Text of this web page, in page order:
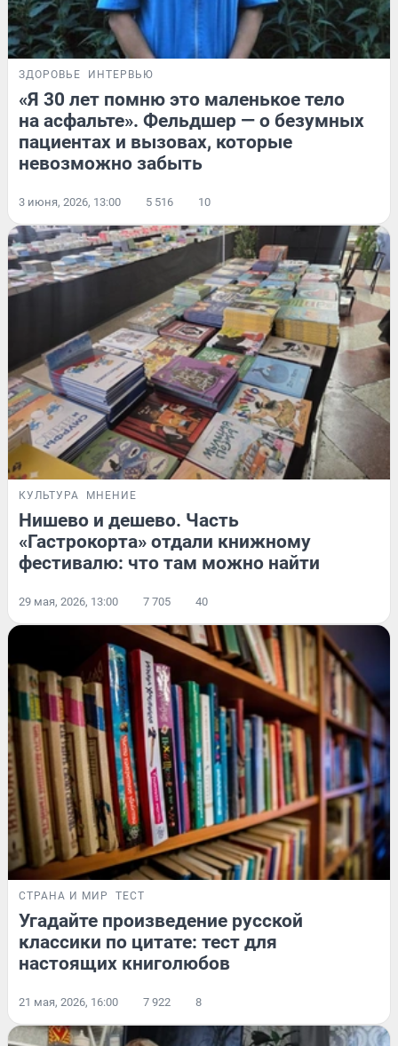
ЗДОРОВЬЕ ИНТЕРВЬЮ
«Я 30 лет помню это маленькое тело
на асфальте». Фельдшер — о безумных
пациентах и вызовах, которые
невозможно забыть
3 июня, 2026, 13:00 5 516 10
КУЛЬТУРА МНЕНИЕ
Нишево и дешево. Часть
«Гастрокорта» отдали книжному
фестивалю: что там можно найти
29 мая, 2026, 13:00 7 705 40
СТРАНА И МИР ТЕСТ
Угадайте произведение русской
классики по цитате: тест для
настоящих книголюбов
21 мая, 2026, 16:00 7 922 8